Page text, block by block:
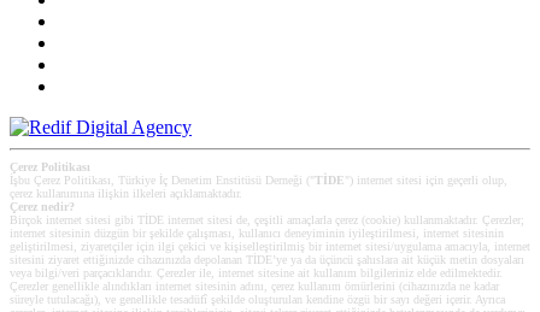
Çerez Politikası
İşbu Çerez Politikası, Türkiye İç Denetim Enstitüsü Derneği (" TİDE ") internet sitesi için geçerli olup,
çerez kullanımına ilişkin ilkeleri açıklamaktadır.
Çerez nedir?
Birçok internet sitesi gibi TİDE internet sitesi de, çeşitli amaçlarla çerez (cookie) kullanmaktadır. Çerezler;
internet sitesinin düzgün bir şekilde çalışması, kullanıcı deneyiminin iyileştirilmesi, internet sitesinin
geliştirilmesi, ziyaretçiler için ilgi çekici ve kişiselleştirilmiş bir internet sitesi/uygulama amacıyla, internet
sitesini ziyaret ettiğinizde cihazınızda depolanan TİDE’ye ya da üçüncü şahıslara ait küçük metin dosyaları
veya bilgi/veri parçacıklarıdır. Çerezler ile, internet sitesine ait kullanım bilgileriniz elde edilmektedir.
Çerezler genellikle alındıkları internet sitesinin adını, çerez kullanım ömürlerini (cihazınızda ne kadar
süreyle tutulacağı), ve genellikle tesadüfî şekilde oluşturulan kendine özgü bir sayı değeri içerir. Ayrıca